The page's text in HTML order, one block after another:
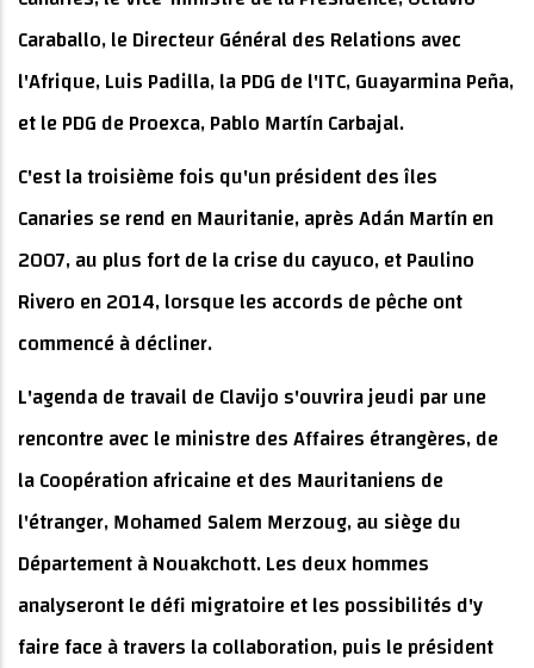
Caraballo, le Directeur Général des Relations avec
l'Afrique, Luis Padilla, la PDG de l'ITC, Guayarmina Peña,
et le PDG de Proexca, Pablo Martín Carbajal.
C'est la troisième fois qu'un président des îles
Canaries se rend en Mauritanie, après Adán Martín en
2007, au plus fort de la crise du cayuco, et Paulino
Rivero en 2014, lorsque les accords de pêche ont
commencé à décliner.
L'agenda de travail de Clavijo s'ouvrira jeudi par une
rencontre avec le ministre des Affaires étrangères, de
la Coopération africaine et des Mauritaniens de
l'étranger, Mohamed Salem Merzoug, au siège du
Département à Nouakchott. Les deux hommes
analyseront le défi migratoire et les possibilités d'y
faire face à travers la collaboration, puis le président